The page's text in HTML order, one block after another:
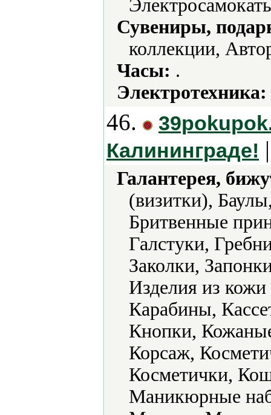
Сувениры,
коллекции,
Часы: .
Электротехника:
46.
Калининграде!
Галантерея,
(визитки),
Бритвенные
Галстуки,
Заколки,
Изделия из
Карабины,
Кнопки,
Корсаж,
Косметички,
Маникюрные